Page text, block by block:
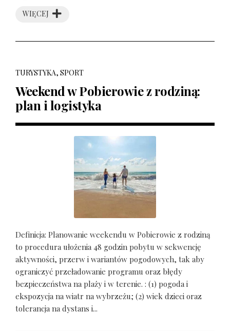
WIĘCEJ
TURYSTYKA, SPORT
Weekend w Pobierowie z rodziną:
plan i logistyka
Definicja: Planowanie weekendu w Pobierowie z rodziną
to procedura ułożenia 48 godzin pobytu w sekwencję
aktywności, przerw i wariantów pogodowych, tak aby
ograniczyć przeładowanie programu oraz błędy
bezpieczeństwa na plaży i w terenie. : (1) pogoda i
ekspozycja na wiatr na wybrzeżu; (2) wiek dzieci oraz
tolerancja na dystans i...